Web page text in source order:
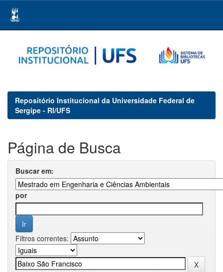
navigation
Repositório Institucional da Universidade Federal de
Sergipe - RI/UFS
Página de Busca
Buscar em:
por
Filtros correntes: